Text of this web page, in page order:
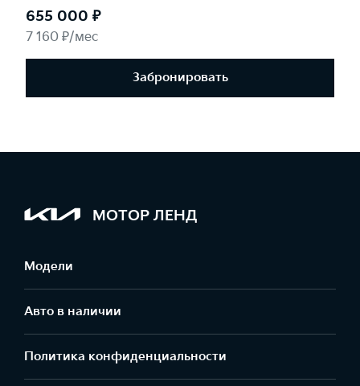
655 000 ₽
7 160 ₽/мес
Забронировать
МОТОР ЛЕНД
Модели
Авто в наличии
Политика конфиденциальности